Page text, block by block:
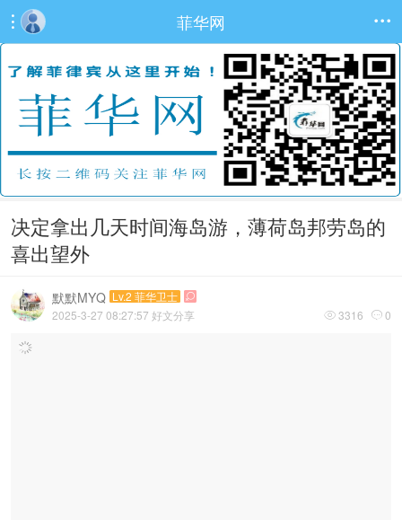
 菲华网 
决定拿出几天时间海岛游，薄荷岛邦劳岛的
喜出望外
默默MYQ Lv.2 菲华卫士 
 3316  0
2025-3-27 08:27:57 好文分享